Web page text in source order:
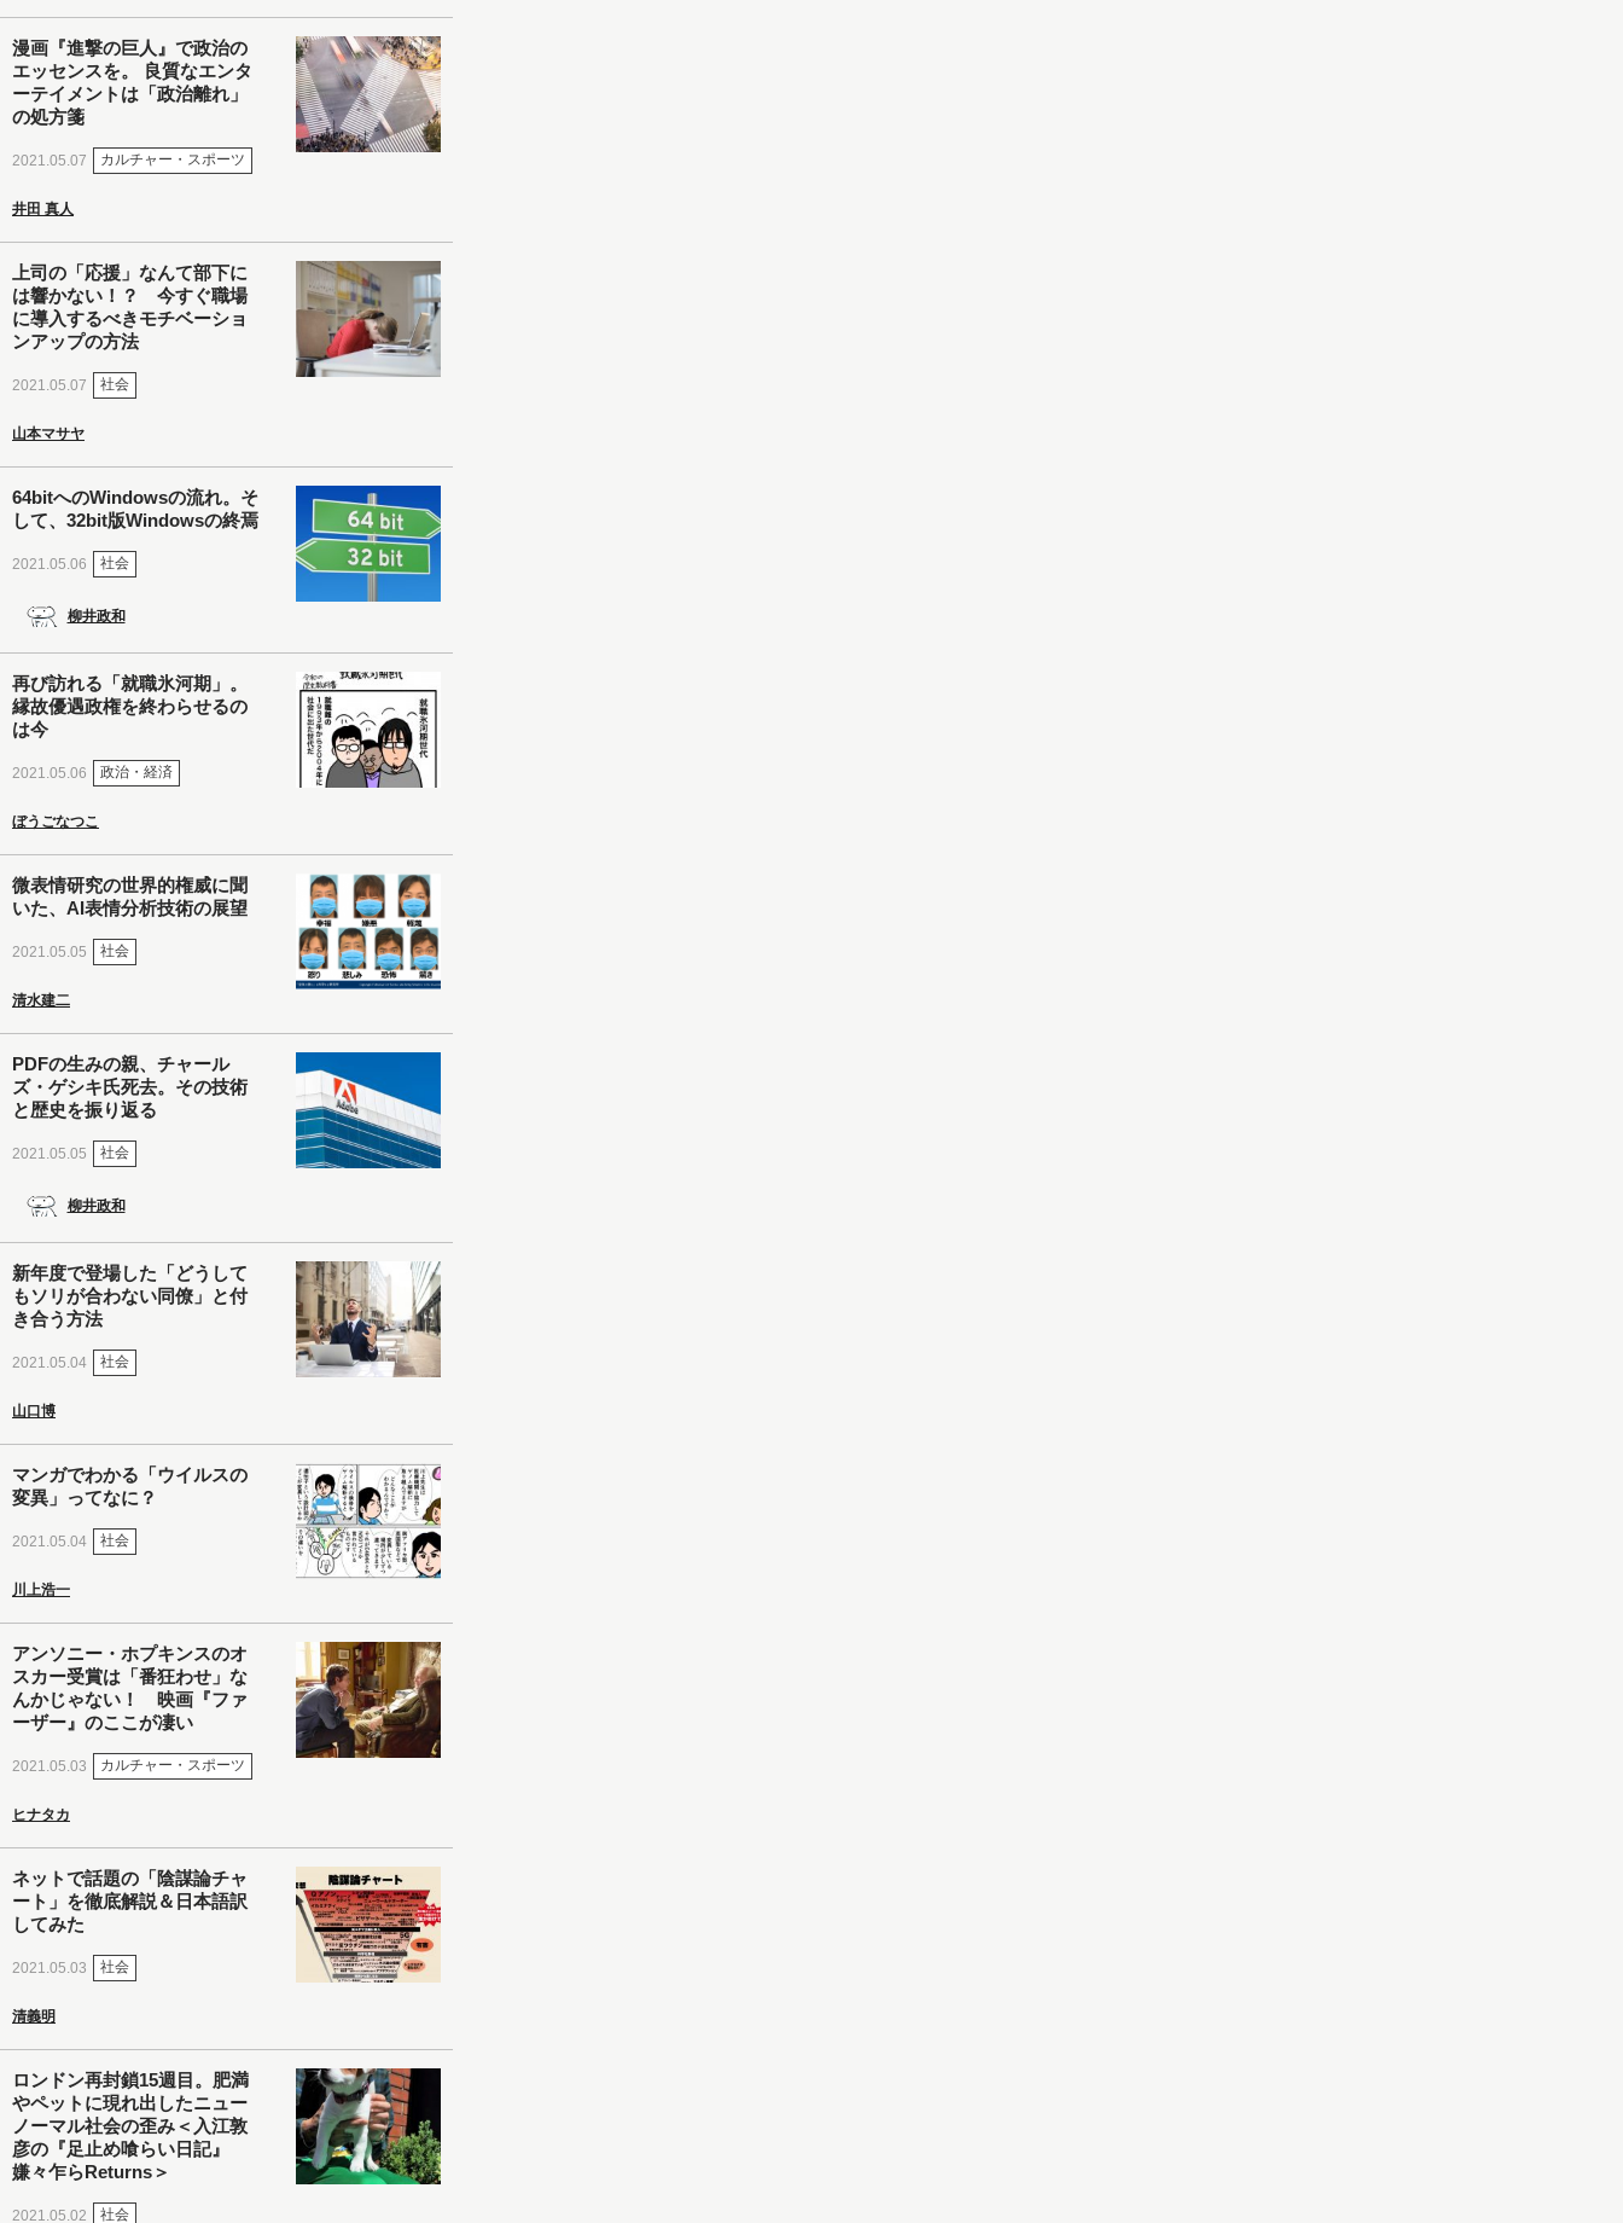
漫画『進撃の巨人』で政治の
エッセンスを。 良質なエンタ
ーテイメントは「政治離れ」
の処方箋
2021.05.07 カルチャー・スポーツ
井田 真人
上司の「応援」なんて部下に
は響かない！？ 今すぐ職場
に導入するべきモチベーショ
ンアップの方法
2021.05.07 社会
山本マサヤ
64bitへのWindowsの流れ。そ
して、32bit版Windowsの終焉
2021.05.06 社会
柳井政和
再び訪れる「就職氷河期」。
縁故優遇政権を終わらせるの
は今
2021.05.06 政治・経済
ぼうごなつこ
微表情研究の世界的権威に聞
いた、AI表情分析技術の展望
2021.05.05 社会
清水建二
PDFの生みの親、チャール
ズ・ゲシキ氏死去。その技術
と歴史を振り返る
2021.05.05 社会
柳井政和
新年度で登場した「どうして
もソリが合わない同僚」と付
き合う方法
2021.05.04 社会
山口博
マンガでわかる「ウイルスの
変異」ってなに？
2021.05.04 社会
川上浩一
アンソニー・ホプキンスのオ
スカー受賞は「番狂わせ」な
んかじゃない！ 映画『ファ
ーザー』のここが凄い
2021.05.03 カルチャー・スポーツ
ヒナタカ
ネットで話題の「陰謀論チャ
ート」を徹底解説＆日本語訳
してみた
2021.05.03 社会
清義明
ロンドン再封鎖15週目。肥満
やペットに現れ出したニュー
ノーマル社会の歪み＜入江敦
彦の『足止め喰らい日記』
嫌々乍らReturns＞
2021.05.02 社会